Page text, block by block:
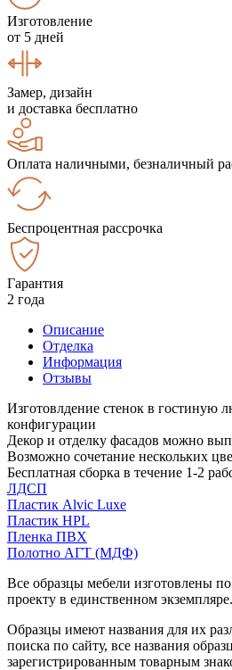
Изготовление
от 5 дней
Замер, дизайн
и доставка бесплатно
Оплата наличными, безналичный
Беспроцентная рассрочка
Гарантия
2 года
Описание
Отделка
Информация
Отзывы
Изготовлдение стенок в гостиную
конфигурации
Декор и отделку фасадов можно
Возможно сочетание нескольких
Бесплатная сборка в течение 1-2
ЛДСП
Пластик Alvic Luxe
Пластик HPL
Пленка ПВХ
Полотно АГТ (МДФ)
Все образцы мебели изготовлены
проекту в единственном экземпляре.
Образцы имеют названия для их
поиска по сайту, все названия
зарегистрированным товарным